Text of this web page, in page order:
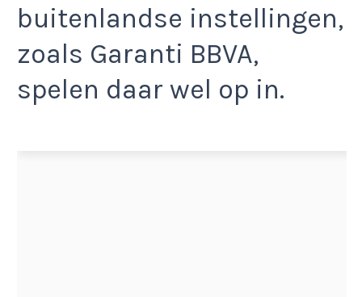
buitenlandse instellingen,
zoals Garanti BBVA,
spelen daar wel op in.